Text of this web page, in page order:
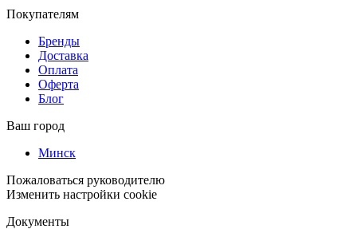
Покупателям
Бренды
Доставка
Оплата
Оферта
Блог
Ваш город
Минск
Пожаловаться руководителю
Изменить настройки cookie
Документы